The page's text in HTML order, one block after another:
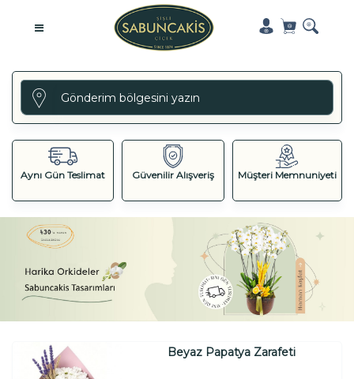
Aynı Gün Teslimat Güvenilir Alışveriş Müşteri Memnuniyeti
Beyaz Papatya Zarafeti